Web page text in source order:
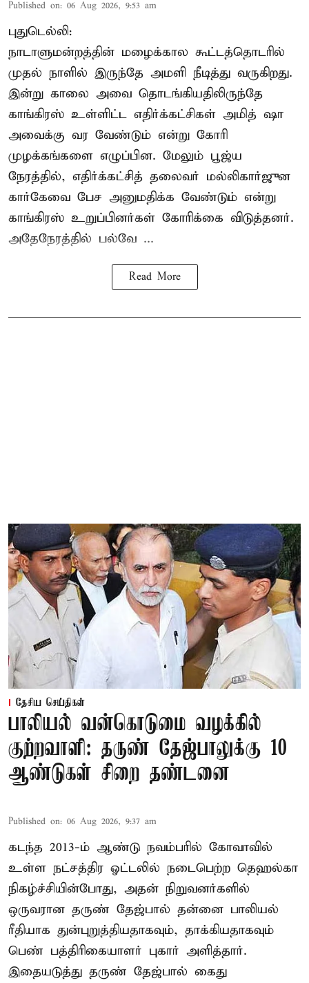
Published on: 06 Aug 2026, 9:53 am
புதுடெல்லி:
நாடாளுமன்றத்தின் மழைக்கால கூட்டத்தொடரில்
முதல் நாளில் இருந்தே அமளி நீடித்து வருகிறது.
இன்று காலை அவை தொடங்கியதிலிருந்தே
காங்கிரஸ் உள்ளிட்ட எதிர்க்கட்சிகள் அமித் ஷா
அவைக்கு வர வேண்டும் என்று கோரி
முழக்கங்களை எழுப்பின. மேலும் பூஜ்ய
நேரத்தில், எதிர்க்கட்சித் தலைவர் மல்லிகார்ஜுன
கார்கேவை பேச அனுமதிக்க வேண்டும் என்று
காங்கிரஸ் உறுப்பினர்கள் கோரிக்கை விடுத்தனர்.
அதேநேரத்தில் பல்வே ...
Read More
தேசிய செய்திகள்
பாலியல் வன்கொடுமை வழக்கில்
குற்றவாளி: தருண் தேஜ்பாலுக்கு 10
ஆண்டுகள் சிறை தண்டனை
Published on: 06 Aug 2026, 9:37 am
கடந்த 2013-ம் ஆண்டு நவம்பரில் கோவாவில்
உள்ள நட்சத்திர ஓட்டலில் நடைபெற்ற தெஹல்கா
நிகழ்ச்சியின்போது, அதன் நிறுவனர்களில்
ஒருவரான தருண் தேஜ்பால் தன்னை பாலியல்
ரீதியாக துன்புறுத்தியதாகவும், தாக்கியதாகவும்
பெண் பத்திரிகையாளர் புகார் அளித்தார்.
இதையடுத்து தருண் தேஜ்பால் கைது